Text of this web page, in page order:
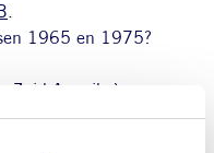
.
1965 en 1975?
Zuid-Amerika).